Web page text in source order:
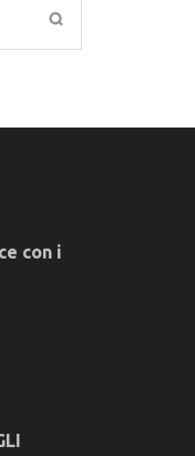
con i